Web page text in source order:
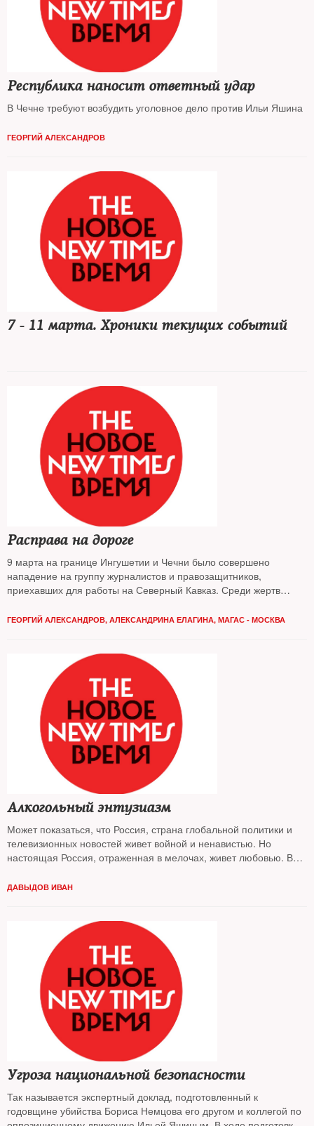
Республика наносит ответный удар
В Чечне требуют возбудить уголовное дело против Ильи Яшина
ГЕОРГИЙ АЛЕКСАНДРОВ
7 - 11 марта. Хроники текущих событий
Расправа на дороге
9 марта на границе Ингушетии и Чечни было совершено
нападение на группу журналистов и правозащитников,
приехавших для работы на Северный Кавказ. Среди жертв
ГЕОРГИЙ АЛЕКСАНДРОВ, АЛЕКСАНДРИНА ЕЛАГИНА, МАГАС - МОСКВА
Алкогольный энтузиазм
Может показаться, что Россия, страна глобальной политики и
телевизионных новостей живет войной и ненавистью. Но
настоящая Россия, отраженная в мелочах, живет любовью. В
алкоголю
ДАВЫДОВ ИВАН
Угроза национальной безопасности
Так называется экспертный доклад, подготовленный к
годовщине убийства Бориса Немцова его другом и коллегой по